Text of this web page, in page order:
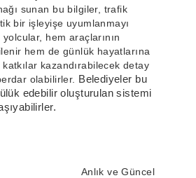
sunan bu bilgiler, trafik
bir işleyişe uyumlanmayı
hem araçlarının
hem de günlük hayatlarına
kazandırabilecek detay
olabilirler.
Belediyeler bu
edebilir oluşturulan sistemi
Anlık ve Güncel